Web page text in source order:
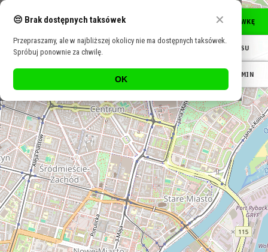
ZNAJDŹ TAKSÓWKĘ
SZUKAJ ADRESU
WYCEŃ NA TERMIN
😔 Brak dostępnych taksówek ✕
Przepraszamy, ale w najbliższej okolicy nie ma dostępnych taksówek.
Spróbuj ponownie za chwilę.
OK
+
−
Sprawdź dostępne taksówki w okolicy (na żywo):
Taxi Warszawa
Taxi Kraków
Taxi Szczecin
Dostępne taksówki w Twojej okolicy →